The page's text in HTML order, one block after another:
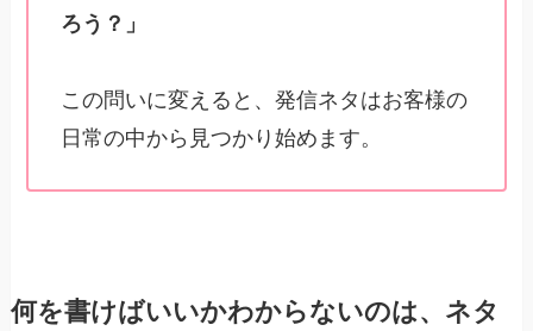
ろう？」
この問いに変えると、発信ネタはお客様の
日常の中から見つかり始めます。
何を書けばいいかわからないのは、ネタ